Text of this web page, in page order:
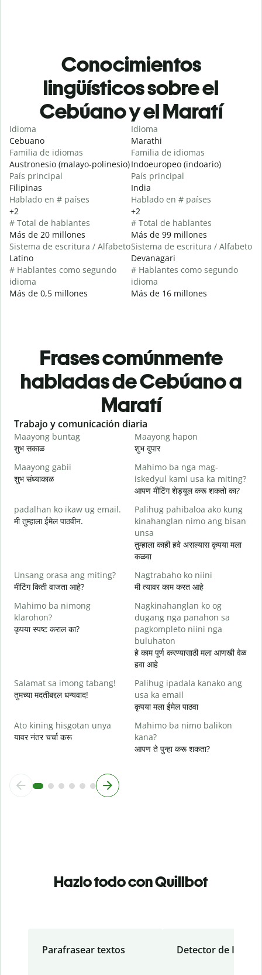
Conocimientos
lingüísticos sobre el
Cebúano y el Maratí
Idioma
Cebuano
Familia de idiomas
Austronesio (malayo-polinesio)
País principal
Filipinas
Hablado en # países
+2
# Total de hablantes
Más de 20 millones
Sistema de escritura / Alfabeto
Latino
# Hablantes como segundo
idioma
Más de 0,5 millones
Idioma
Marathi
Familia de idiomas
Indoeuropeo (indoario)
País principal
India
Hablado en # países
+2
# Total de hablantes
Más de 99 millones
Sistema de escritura / Alfabeto
Devanagari
# Hablantes como segundo
idioma
Más de 16 millones
Frases comúnmente
habladas de Cebúano a
Maratí
Slide 1 of 6
Trabajo y comunicación diaria
Maayong buntag
शुभ सकाळ
Maayong hapon
शुभ दुपार
Maayong gabii
शुभ संध्याकाळ
Mahimo ba nga mag-
iskedyul kami usa ka miting?
आपण मीटिंग शेड्यूल करू शकतो का?
padalhan ko ikaw ug email.
मी तुम्हाला ईमेल पाठवीन.
Palihug pahibaloa ako kung
kinahanglan nimo ang bisan
unsa
तुम्हाला काही हवे असल्यास कृपया मला
कळवा
Unsang orasa ang miting?
मीटिंग किती वाजता आहे?
Nagtrabaho ko niini
मी त्यावर काम करत आहे
Mahimo ba nimong
klarohon?
कृपया स्पष्ट कराल का?
Nagkinahanglan ko og
dugang nga panahon sa
pagkompleto niini nga
buluhaton
हे काम पूर्ण करण्यासाठी मला आणखी वेळ
हवा आहे
Salamat sa imong tabang!
तुमच्या मदतीबद्दल धन्यवाद!
Palihug ipadala kanako ang
usa ka email
कृपया मला ईमेल पाठवा
Ato kining hisgotan unya
यावर नंतर चर्चा करू
Mahimo ba nimo balikon
kana?
आपण ते पुन्हा करू शकता?
Hazlo todo con Quillbot
Parafrasear textos Detector de IA